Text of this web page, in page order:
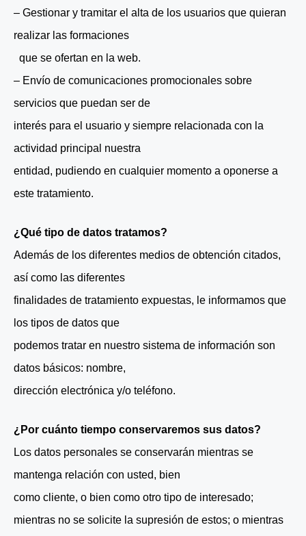
– Gestionar y tramitar el alta de los usuarios que quieran
realizar las formaciones
que se ofertan en la web.
– Envío de comunicaciones promocionales sobre
servicios que puedan ser de
interés para el usuario y siempre relacionada con la
actividad principal nuestra
entidad, pudiendo en cualquier momento a oponerse a
este tratamiento.
¿Qué tipo de datos tratamos?
Además de los diferentes medios de obtención citados,
así como las diferentes
finalidades de tratamiento expuestas, le informamos que
los tipos de datos que
podemos tratar en nuestro sistema de información son
datos básicos: nombre,
dirección electrónica y/o teléfono.
¿Por cuánto tiempo conservaremos sus datos?
Los datos personales se conservarán mientras se
mantenga relación con usted, bien
como cliente, o bien como otro tipo de interesado;
mientras no se solicite la supresión de estos; o mientras